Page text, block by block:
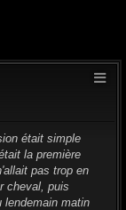
était simple
la première
pas trop en
cheval, puis
lendemain matin